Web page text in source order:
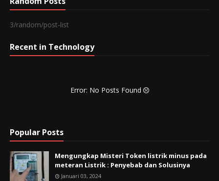
3/random/post-list
Recent in Technology
Error: No Posts Found
Popular Posts
Mengungkap Misteri Token listrik minus pada
meteran Listrik : Penyebab dan Solusinya
Januari 03, 2024